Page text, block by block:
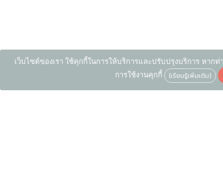
เว็บไซต์ของเรา ใช้คุกกี้ในการให้บริการและปรับปรุงบริการ หา
การใช้งานคุกกี้
(เรียนรู้เพิ่มเติม)